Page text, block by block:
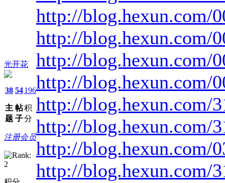
光开花
38
主
题
54
帖
子
196
积
分
注册会员
http://blog.hexun.com/
http://blog.hexun.com/
http://blog.hexun.com/
http://blog.hexun.com/
http://blog.hexun.com/
http://blog.hexun.com/
http://blog.hexun.com/
http://blog.hexun.com/